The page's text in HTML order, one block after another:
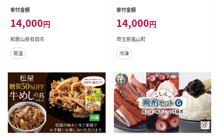
ンカレー：3個】(A674-1)
寄付金額
14,000円
和歌山県有田市
常温
調理 時短 レシピ レンジで簡単 丼ぶ
店の味を自宅で 非常食 備蓄 夜 豚
丼 冷凍食品 惣菜 t1
寄付金額
14,000円
埼玉県嵐山町
冷凍